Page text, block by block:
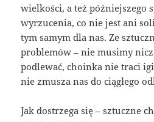
wielkości, a też późniejszego
wyrzucenia, co nie jest ani
tym samym dla nas. Ze
problemów – nie musimy
podlewać, choinka nie traci
nie zmusza nas do ciągłego
Jak dostrzega się – sztuczne